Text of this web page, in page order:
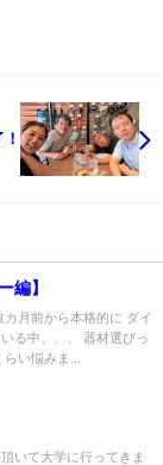
編】
月前から本格的に ダイ
る中、、、 器材選びっ
い悩みま...
いて大学に行ってきま